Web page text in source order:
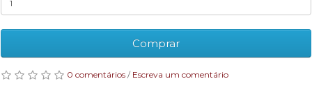
Comprar
0 comentários / Escreva um comentário